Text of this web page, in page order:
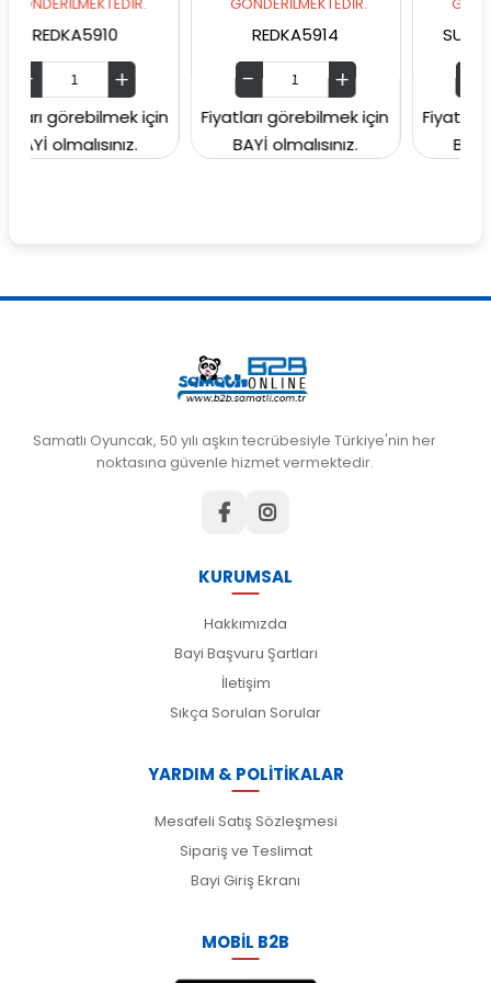
için
GÖNDERİLMEKTEDİR.
REDKA5914
Fiyatları görebilmek için
BAYİ olmalısınız.
Fiyatları
BAYİ
Samatlı Oyuncak, 50 yılı aşkın tecrübesiyle Türkiye'nin her
noktasına güvenle hizmet vermektedir.
KURUMSAL
Hakkımızda
Bayi Başvuru Şartları
İletişim
Sıkça Sorulan Sorular
YARDIM & POLİTİKALAR
Mesafeli Satış Sözleşmesi
Sipariş ve Teslimat
Bayi Giriş Ekranı
MOBİL B2B